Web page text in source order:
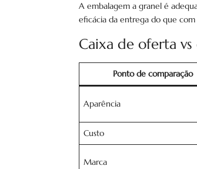
A embalagem a granel é
eficácia da entrega do que com
Caixa de oferta
Ponto de comparação
Aparência
Custo
Marca